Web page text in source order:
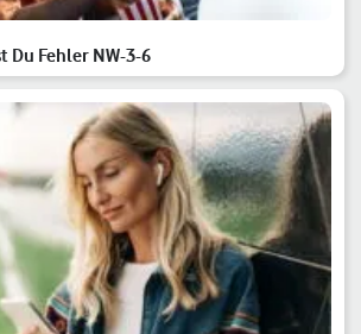
Du Fehler NW-3-6